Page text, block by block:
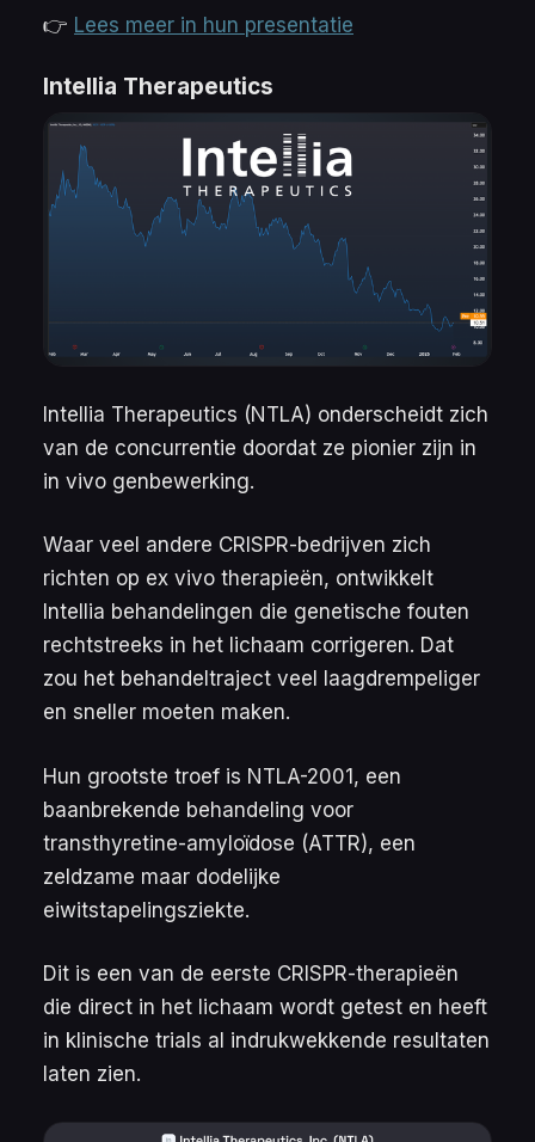
👉 Lees meer in hun presentatie
Intellia Therapeutics
Intellia Therapeutics (NTLA) onderscheidt zich
van de concurrentie doordat ze pionier zijn in
in vivo genbewerking.
Waar veel andere CRISPR-bedrijven zich
richten op ex vivo therapieën, ontwikkelt
Intellia behandelingen die genetische fouten
rechtstreeks in het lichaam corrigeren. Dat
zou het behandeltraject veel laagdrempeliger
en sneller moeten maken.
Hun grootste troef is NTLA-2001, een
baanbrekende behandeling voor
transthyretine-amyloïdose (ATTR), een
zeldzame maar dodelijke
eiwitstapelingsziekte.
Dit is een van de eerste CRISPR-therapieën
die direct in het lichaam wordt getest en heeft
in klinische trials al indrukwekkende resultaten
laten zien.